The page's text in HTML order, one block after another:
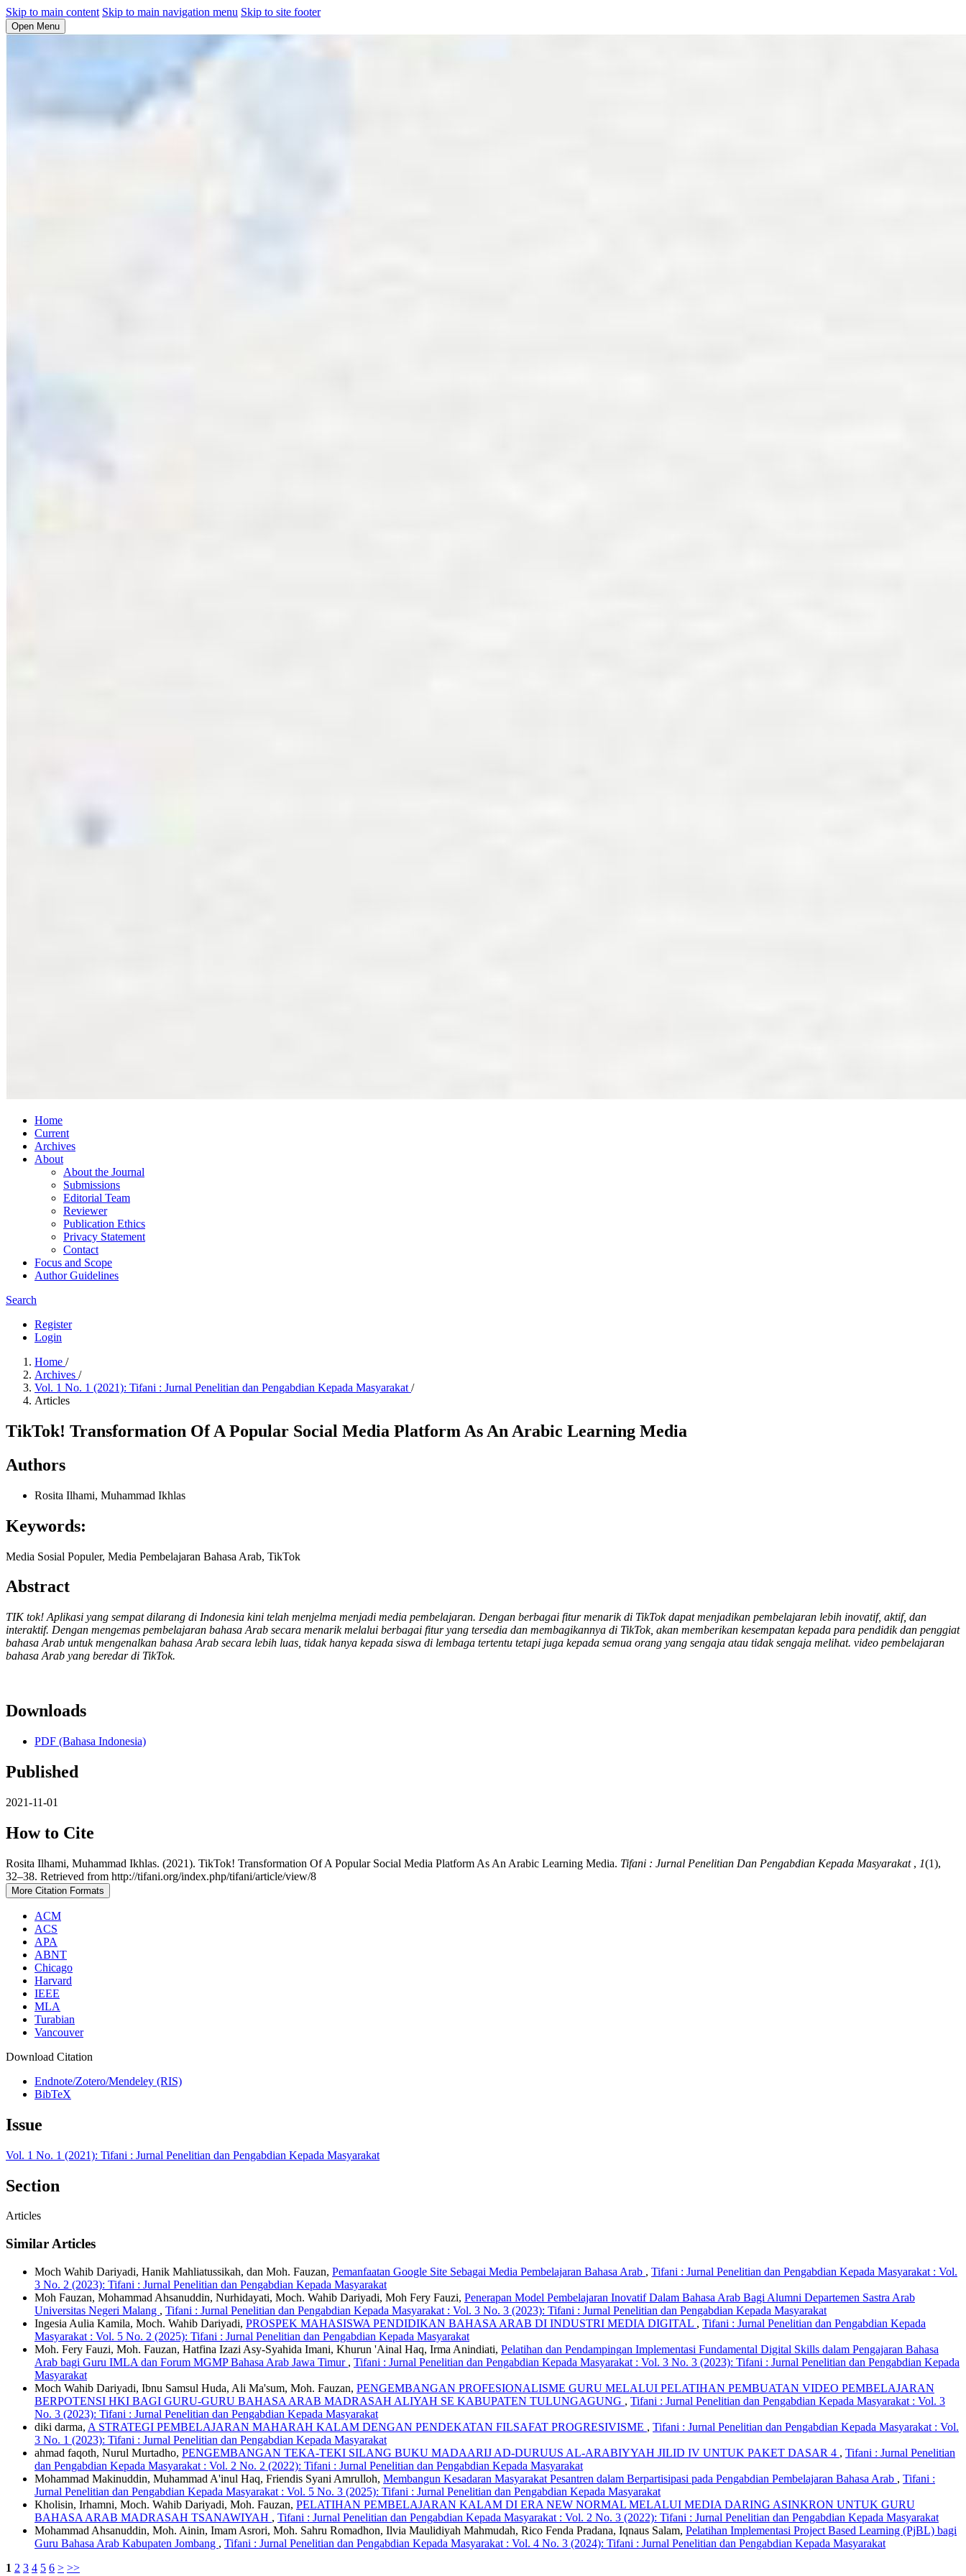
Skip to main content Skip to main navigation menu Skip to site footer
Open Menu
Home
Current
Archives
About
About the Journal
Submissions
Editorial Team
Reviewer
Publication Ethics
Privacy Statement
Contact
Focus and Scope
Author Guidelines
Search
Register
Login
Home /
Archives /
Vol. 1 No. 1 (2021): Tifani : Jurnal Penelitian dan Pengabdian Kepada Masyarakat /
Articles
TikTok! Transformation Of A Popular Social Media Platform As An Arabic Learning Media
Authors
Rosita Ilhami, Muhammad Ikhlas
Keywords:
Media Sosial Populer, Media Pembelajaran Bahasa Arab, TikTok
Abstract
TIK tok! Aplikasi yang sempat dilarang di Indonesia kini telah menjelma menjadi media pembelajaran. Dengan berbagai fitur menarik di TikTok dapat menjadikan pembelajaran lebih inovatif, aktif, dan
interaktif. Dengan mengemas pembelajaran bahasa Arab secara menarik melalui berbagai fitur yang tersedia dan membagikannya di TikTok, akan memberikan kesempatan kepada para pendidik dan penggiat
bahasa Arab untuk mengenalkan bahasa Arab secara lebih luas, tidak hanya kepada siswa di lembaga tertentu tetapi juga kepada semua orang yang sengaja atau tidak sengaja melihat. video pembelajaran
bahasa Arab yang beredar di TikTok.
Downloads
PDF (Bahasa Indonesia)
Published
2021-11-01
How to Cite
Rosita Ilhami, Muhammad Ikhlas. (2021). TikTok! Transformation Of A Popular Social Media Platform As An Arabic Learning Media. Tifani : Jurnal Penelitian Dan Pengabdian Kepada Masyarakat , 1(1),
32–38. Retrieved from http://tifani.org/index.php/tifani/article/view/8
More Citation Formats
ACM
ACS
APA
ABNT
Chicago
Harvard
IEEE
MLA
Turabian
Vancouver
Download Citation
Endnote/Zotero/Mendeley (RIS)
BibTeX
Issue
Vol. 1 No. 1 (2021): Tifani : Jurnal Penelitian dan Pengabdian Kepada Masyarakat
Section
Articles
Similar Articles
Moch Wahib Dariyadi, Hanik Mahliatussikah, dan Moh. Fauzan, Pemanfaatan Google Site Sebagai Media Pembelajaran Bahasa Arab , Tifani : Jurnal Penelitian dan Pengabdian Kepada Masyarakat : Vol.
3 No. 2 (2023): Tifani : Jurnal Penelitian dan Pengabdian Kepada Masyarakat
Moh Fauzan, Mohammad Ahsanuddin, Nurhidayati, Moch. Wahib Dariyadi, Moh Fery Fauzi, Penerapan Model Pembelajaran Inovatif Dalam Bahasa Arab Bagi Alumni Departemen Sastra Arab
Universitas Negeri Malang , Tifani : Jurnal Penelitian dan Pengabdian Kepada Masyarakat : Vol. 3 No. 3 (2023): Tifani : Jurnal Penelitian dan Pengabdian Kepada Masyarakat
Ingesia Aulia Kamila, Moch. Wahib Dariyadi, PROSPEK MAHASISWA PENDIDIKAN BAHASA ARAB DI INDUSTRI MEDIA DIGITAL , Tifani : Jurnal Penelitian dan Pengabdian Kepada
Masyarakat : Vol. 5 No. 2 (2025): Tifani : Jurnal Penelitian dan Pengabdian Kepada Masyarakat
Moh. Fery Fauzi, Moh. Fauzan, Hatfina Izazi Asy-Syahida Imani, Khurun 'Ainal Haq, Irma Anindiati, Pelatihan dan Pendampingan Implementasi Fundamental Digital Skills dalam Pengajaran Bahasa
Arab bagi Guru IMLA dan Forum MGMP Bahasa Arab Jawa Timur , Tifani : Jurnal Penelitian dan Pengabdian Kepada Masyarakat : Vol. 3 No. 3 (2023): Tifani : Jurnal Penelitian dan Pengabdian Kepada
Masyarakat
Moch Wahib Dariyadi, Ibnu Samsul Huda, Ali Ma'sum, Moh. Fauzan, PENGEMBANGAN PROFESIONALISME GURU MELALUI PELATIHAN PEMBUATAN VIDEO PEMBELAJARAN
BERPOTENSI HKI BAGI GURU-GURU BAHASA ARAB MADRASAH ALIYAH SE KABUPATEN TULUNGAGUNG , Tifani : Jurnal Penelitian dan Pengabdian Kepada Masyarakat : Vol. 3
No. 3 (2023): Tifani : Jurnal Penelitian dan Pengabdian Kepada Masyarakat
diki darma, A STRATEGI PEMBELAJARAN MAHARAH KALAM DENGAN PENDEKATAN FILSAFAT PROGRESIVISME , Tifani : Jurnal Penelitian dan Pengabdian Kepada Masyarakat : Vol.
3 No. 1 (2023): Tifani : Jurnal Penelitian dan Pengabdian Kepada Masyarakat
ahmad faqoth, Nurul Murtadho, PENGEMBANGAN TEKA-TEKI SILANG BUKU MADAARIJ AD-DURUUS AL-ARABIYYAH JILID IV UNTUK PAKET DASAR 4 , Tifani : Jurnal Penelitian
dan Pengabdian Kepada Masyarakat : Vol. 2 No. 2 (2022): Tifani : Jurnal Penelitian dan Pengabdian Kepada Masyarakat
Mohammad Makinuddin, Muhammad A'inul Haq, Friendis Syani Amrulloh, Membangun Kesadaran Masyarakat Pesantren dalam Berpartisipasi pada Pengabdian Pembelajaran Bahasa Arab , Tifani :
Jurnal Penelitian dan Pengabdian Kepada Masyarakat : Vol. 5 No. 3 (2025): Tifani : Jurnal Penelitian dan Pengabdian Kepada Masyarakat
Kholisin, Irhamni, Moch. Wahib Dariyadi, Moh. Fauzan, PELATIHAN PEMBELAJARAN KALAM DI ERA NEW NORMAL MELALUI MEDIA DARING ASINKRON UNTUK GURU
BAHASA ARAB MADRASAH TSANAWIYAH , Tifani : Jurnal Penelitian dan Pengabdian Kepada Masyarakat : Vol. 2 No. 3 (2022): Tifani : Jurnal Penelitian dan Pengabdian Kepada Masyarakat
Mohammad Ahsanuddin, Moh. Ainin, Imam Asrori, Moh. Sahru Romadhon, Ilvia Maulidiyah Mahmudah, Rico Fenda Pradana, Iqnaus Salam, Pelatihan Implementasi Project Based Learning (PjBL) bagi
Guru Bahasa Arab Kabupaten Jombang , Tifani : Jurnal Penelitian dan Pengabdian Kepada Masyarakat : Vol. 4 No. 3 (2024): Tifani : Jurnal Penelitian dan Pengabdian Kepada Masyarakat
1 2 3 4 5 6 > >>